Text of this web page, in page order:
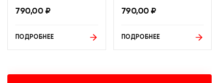
790,00 ₽
ПОДРОБНЕЕ
790,00 ₽
ПОДРОБНЕЕ